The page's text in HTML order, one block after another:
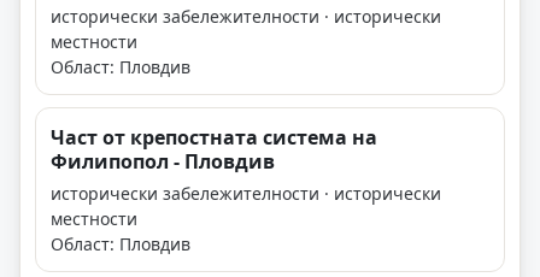
исторически забележителности · исторически
местности
Област: Пловдив
Част от крепостната система на
Филипопол - Пловдив
исторически забележителности · исторически
местности
Област: Пловдив